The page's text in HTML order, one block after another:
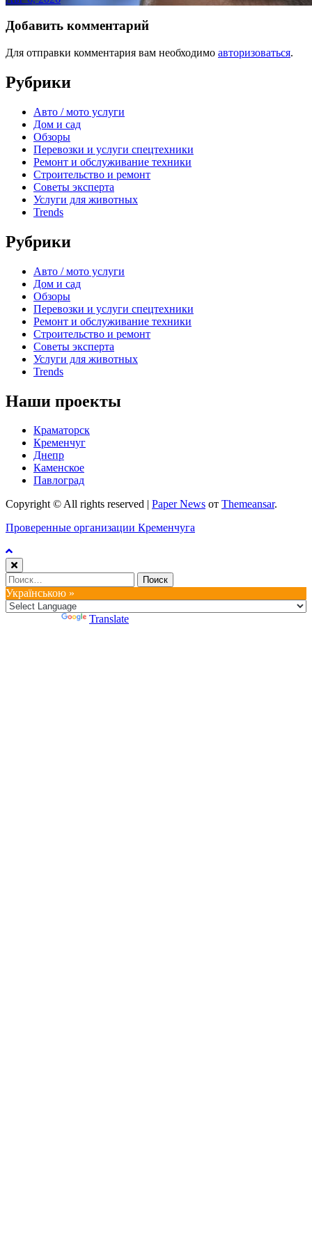
Добавить комментарий
Для отправки комментария вам необходимо авторизоваться.
Рубрики
Авто / мото услуги
Дом и сад
Обзоры
Перевозки и услуги спецтехники
Ремонт и обслуживание техники
Строительство и ремонт
Советы эксперта
Услуги для животных
Trends
Рубрики
Авто / мото услуги
Дом и сад
Обзоры
Перевозки и услуги спецтехники
Ремонт и обслуживание техники
Строительство и ремонт
Советы эксперта
Услуги для животных
Trends
Наши проекты
Краматорск
Кременчуг
Днепр
Каменское
Павлоград
Copyright © All rights reserved
Paper News от Themeansar.
Проверенные организации Кременчуга
Найти:
Українською »
Translate